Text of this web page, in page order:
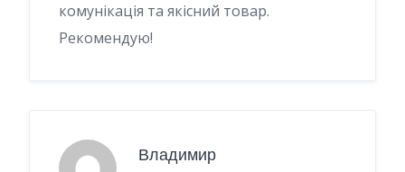
комунікація та якісний товар.
Рекомендую!
Владимир